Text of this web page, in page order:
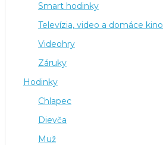
Smart hodinky
Televízia, video a domáce kino
Videohry
Záruky
Hodinky
Chlapec
Dievča
Muž